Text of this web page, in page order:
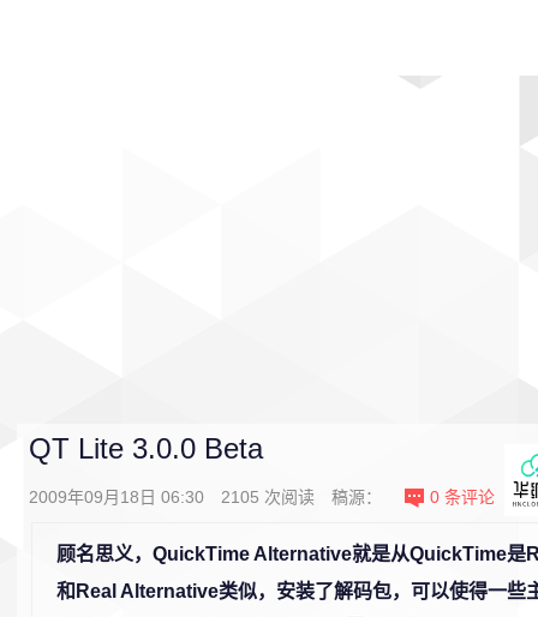
QT Lite 3.0.0 Beta
2009年09月18日 06:30 2105 次阅读 稿源： 0 条评论
顾名思义，QuickTime Alternative就是从QuickTime是
和Real Alternative类似，安装了解码包，可以使得一些